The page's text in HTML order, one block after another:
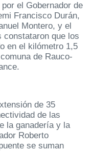
el Gobernador de
Francisco Durán,
Montero, y el
constataron que los
en el kilómetro 1,5
de Rauco-
de 35
de las
la ganadería y la
Roberto
se suman